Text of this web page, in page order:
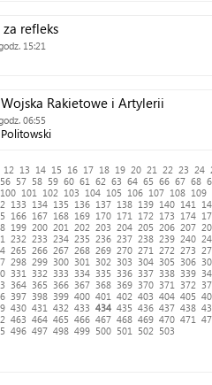
refleks
15:21
Rakietowe i Artylerii
06:55
12 13 14 15 16 17 18 19 20 21 22 23 24
56 57 58 59 60 61 62 63 64 65 66 67 68
100 101 102 103 104 105 106 107 108 109
133 134 135 136 137 138 139 140 141
166 167 168 169 170 171 172 173 174
199 200 201 202 203 204 205 206 207
232 233 234 235 236 237 238 239 240
265 266 267 268 269 270 271 272 273
298 299 300 301 302 303 304 305 306
331 332 333 334 335 336 337 338 339
364 365 366 367 368 369 370 371 372
397 398 399 400 401 402 403 404 405
430 431 432 433 434 435 436 437 438
463 464 465 466 467 468 469 470 471
496 497 498 499 500 501 502 503